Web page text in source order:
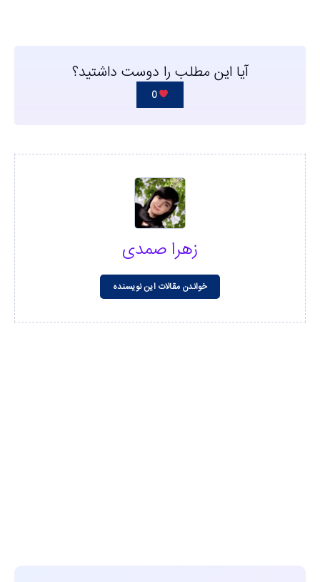
آیا این مطلب را دوست داشتید؟
0
زهرا صمدی
خواندن مقالات این نویسنده